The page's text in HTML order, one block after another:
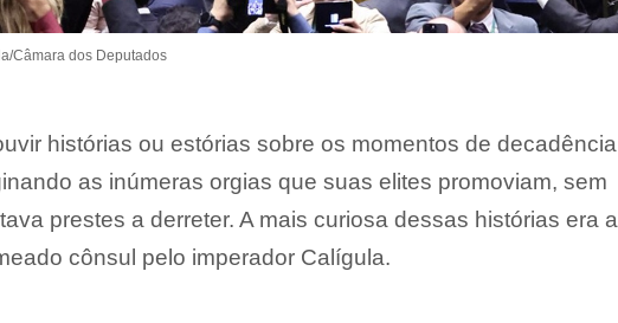
Câmara dos Deputados
histórias ou estórias sobre os momentos de decadência
as inúmeras orgias que suas elites promoviam, sem
prestes a derreter. A mais curiosa dessas histórias era a
cônsul pelo imperador Calígula.